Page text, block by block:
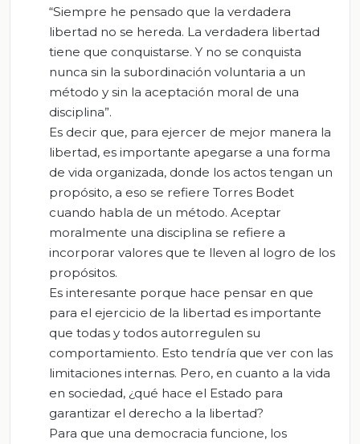
“Siempre he pensado que la verdadera
libertad no se hereda. La verdadera libertad
tiene que conquistarse. Y no se conquista
nunca sin la subordinación voluntaria a un
método y sin la aceptación moral de una
disciplina”.
Es decir que, para ejercer de mejor manera la
libertad, es importante apegarse a una forma
de vida organizada, donde los actos tengan un
propósito, a eso se refiere Torres Bodet
cuando habla de un método. Aceptar
moralmente una disciplina se refiere a
incorporar valores que te lleven al logro de los
propósitos.
Es interesante porque hace pensar en que
para el ejercicio de la libertad es importante
que todas y todos autorregulen su
comportamiento. Esto tendría que ver con las
limitaciones internas. Pero, en cuanto a la vida
en sociedad, ¿qué hace el Estado para
garantizar el derecho a la libertad?
Para que una democracia funcione, los